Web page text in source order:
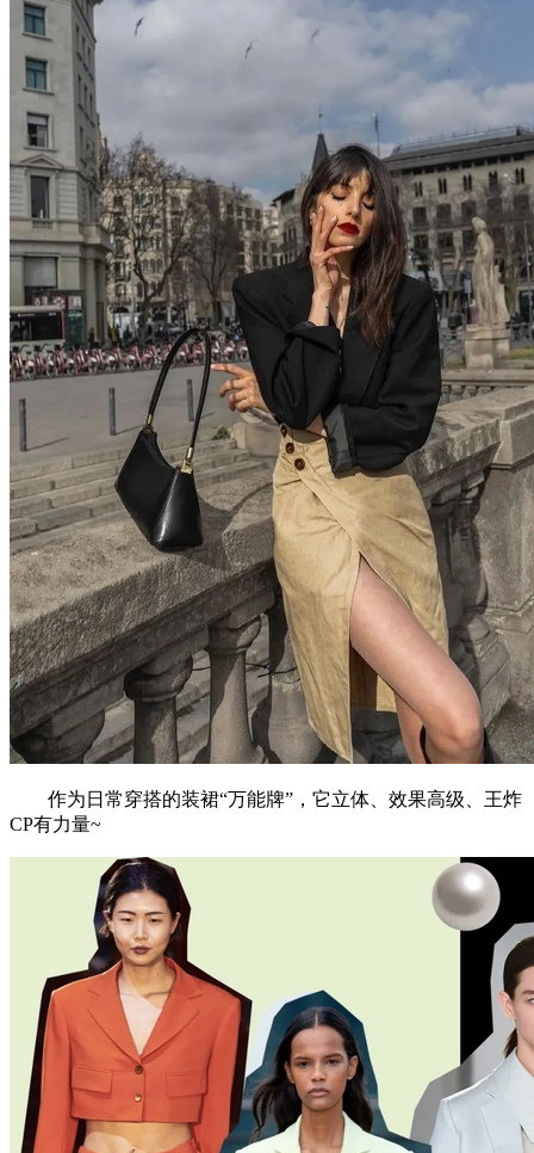
作为日常穿搭的装裙“万能牌”，它立体、效果高级、王炸
CP有力量~